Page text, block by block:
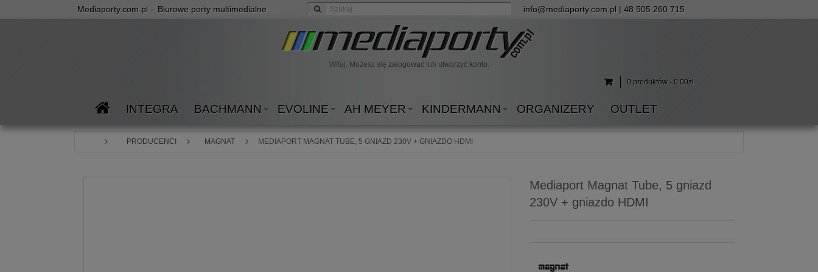
Mediaporty.com.pl – Biurowe porty multimedialne info@mediaporty.com.pl | 48 505 260 715
Witaj. Możesz się zalogowaćlub utworzyć konto.
0 produktów - 0.00zł
INTEGRA BACHMANN EVOLINE AH MEYER KINDERMANN ORGANIZERY OUTLET
PRODUCENCI MAGNAT MEDIAPORT MAGNAT TUBE, 5 GNIAZD 230V + GNIAZDO HDMI
Mediaport Magnat Tube, 5 gniazd
230V + gniazdo HDMI